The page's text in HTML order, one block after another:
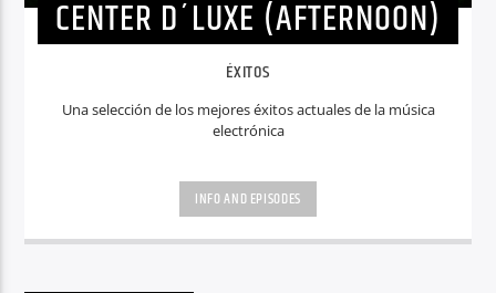
CENTER D´LUXE (AFTERNOON)
ÉXITOS
Una selección de los mejores éxitos actuales de la música
electrónica
INFO AND EPISODES